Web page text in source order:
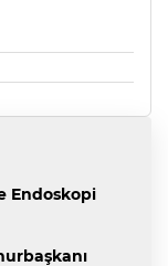
Endoskopi